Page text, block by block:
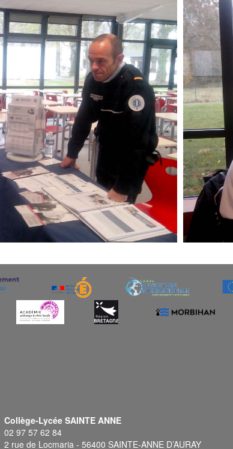
Collège-Lycée SAINTE ANNE
02 97 57 62 84
2 rue de Locmaria - 56400 SAINTE-ANNE D’AURAY